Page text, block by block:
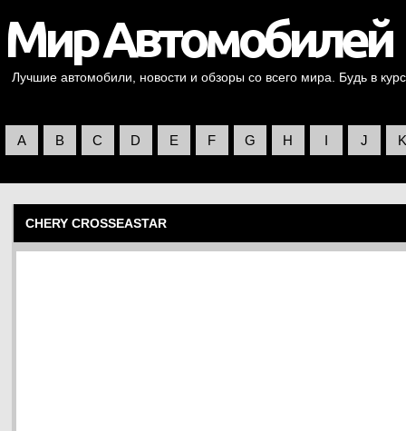
Лучшие автомобили, новости и обзоры со всего мира. Будь в
A B C D E F G H I J K
CHERY CROSSEASTAR